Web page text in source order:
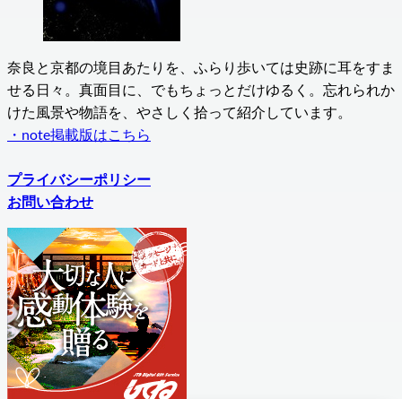
奈良と京都の境目あたりを、ふらり歩いては史跡に耳をすま
せる日々。真面目に、でもちょっとだけゆるく。忘れられか
けた風景や物語を、やさしく拾って紹介しています。
・note掲載版はこちら
プライバシーポリシー
お問い合わせ